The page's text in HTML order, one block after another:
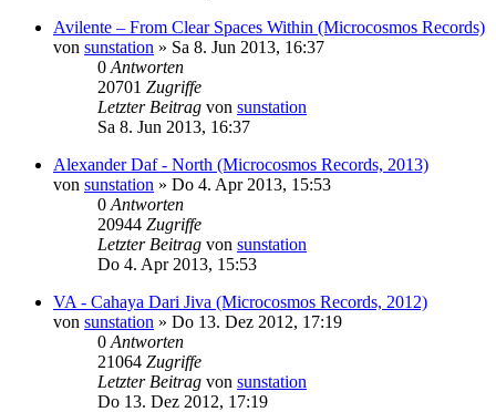
Avilente – From Clear Spaces Within (Microcosmos Records)
von sunstation » Sa 8. Jun 2013, 16:37
0 Antworten
20701 Zugriffe
Letzter Beitrag von sunstation
Sa 8. Jun 2013, 16:37
Alexander Daf - North (Microcosmos Records, 2013)
von sunstation » Do 4. Apr 2013, 15:53
0 Antworten
20944 Zugriffe
Letzter Beitrag von sunstation
Do 4. Apr 2013, 15:53
VA - Cahaya Dari Jiva (Microcosmos Records, 2012)
von sunstation » Do 13. Dez 2012, 17:19
0 Antworten
21064 Zugriffe
Letzter Beitrag von sunstation
Do 13. Dez 2012, 17:19